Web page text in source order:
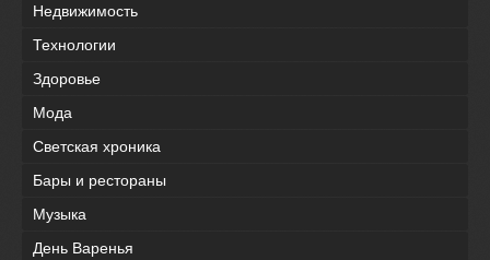
Недвижимость
Технологии
Здоровье
Мода
Светская хроника
Бары и рестораны
Музыка
День Варенья